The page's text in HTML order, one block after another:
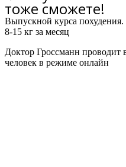
тоже сможете!
Выпускной курса
8-15 кг за месяц
Доктор Гроссманн проводит
человек в режиме онлайн